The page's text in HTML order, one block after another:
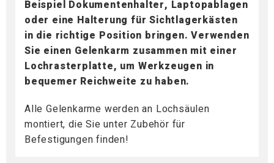
Beispiel Dokumentenhalter, Laptopablagen
oder eine Halterung für Sichtlagerkästen
in die richtige Position bringen. Verwenden
Sie einen Gelenkarm zusammen mit einer
Lochrasterplatte, um Werkzeugen in
bequemer Reichweite zu haben.
Alle Gelenkarme werden an Lochsäulen
montiert, die Sie unter Zubehör für
Befestigungen finden!